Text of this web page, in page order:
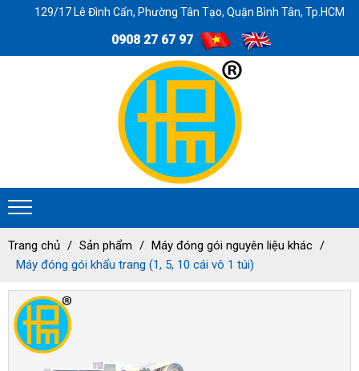
129/17 Lê Đình Cẩn, Phường Tân Tạo, Quận Bình Tân, Tp.HCM
0908 27 67 97
Trang chủ Sản phẩm
Máy đóng gói nguyên liệu khác
Máy đóng gói khẩu trang (1, 5, 10 cái vô 1 túi)